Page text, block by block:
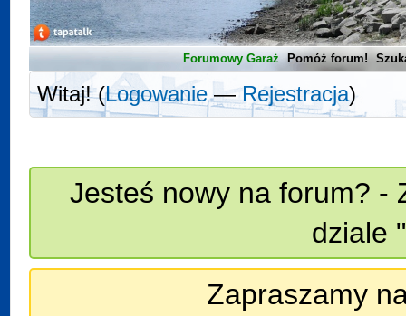
Forumowy Garaż Pomóż forum!
Witaj! (Logowanie—Rejestracja)
Jesteś nowy na forum? -
dziale
Zapraszamy